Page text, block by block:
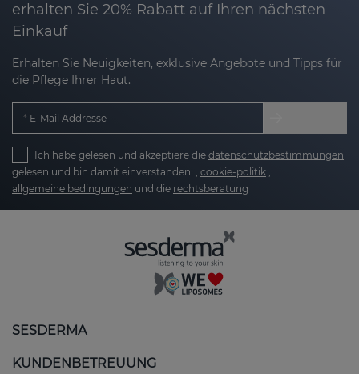
erhalten Sie 20% Rabatt auf Ihren nächsten
Einkauf
Erhalten Sie Neuigkeiten, exklusive Angebote und Tipps für
die Pflege Ihrer Haut.
E-Mail Addresse
Ich habe gelesen und akzeptiere die datenschutzbestimmungen
gelesen und bin damit einverstanden. , cookie-politik ,
allgemeine bedingungen und die rechtsberatung
SESDERMA
KUNDENBETREUUNG